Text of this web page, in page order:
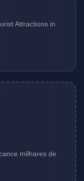
Attractions in
milhares de